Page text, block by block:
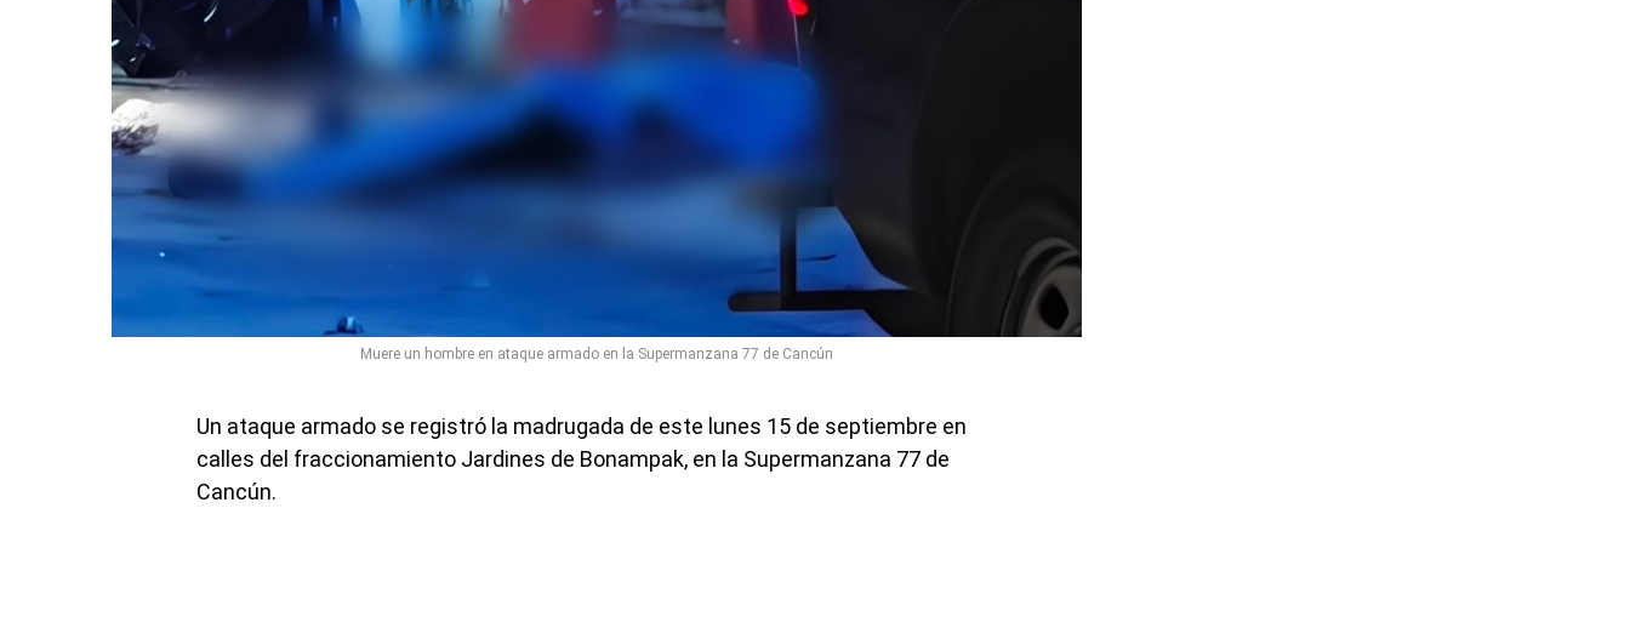
Muere un hombre en ataque armado en la Supermanzana 77 de Cancún
Un ataque armado se registró la madrugada de este lunes 15 de septiembre en
calles del fraccionamiento Jardines de Bonampak, en la Supermanzana 77 de
Cancún.